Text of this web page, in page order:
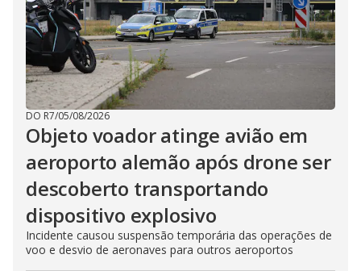
DO R7/05/08/2026
Objeto voador atinge avião em
aeroporto alemão após drone ser
descoberto transportando
dispositivo explosivo
Incidente causou suspensão temporária das operações de
voo e desvio de aeronaves para outros aeroportos